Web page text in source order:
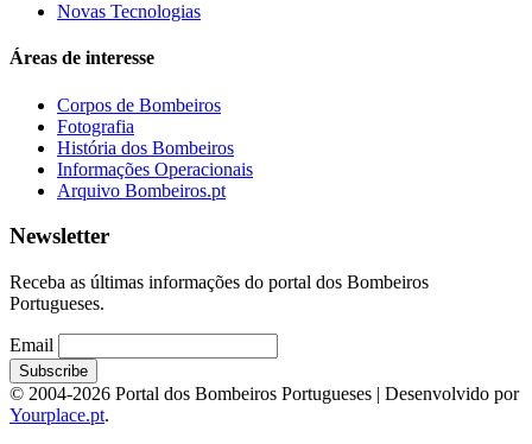
Novas Tecnologias
Áreas de interesse
Corpos de Bombeiros
Fotografia
História dos Bombeiros
Informações Operacionais
Arquivo Bombeiros.pt
Newsletter
Receba as últimas informações do portal dos Bombeiros
Portugueses.
Email
© 2004-2026 Portal dos Bombeiros Portugueses | Desenvolvido por
Yourplace.pt.